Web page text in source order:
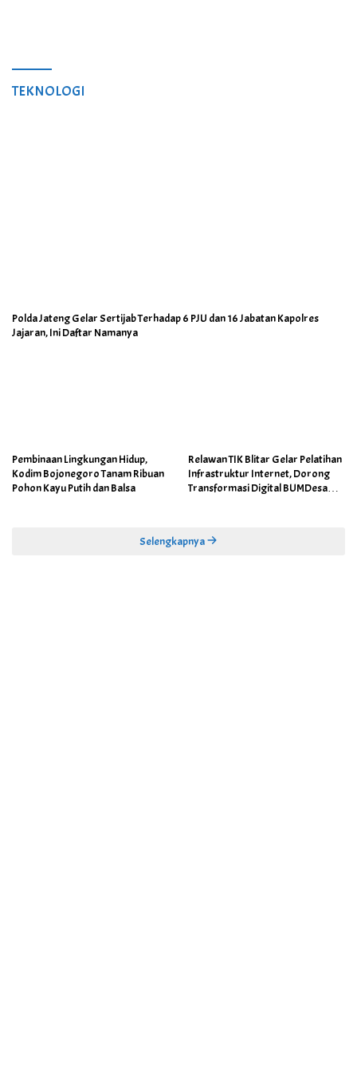
TEKNOLOGI
Polda Jateng Gelar Sertijab Terhadap 6 PJU dan 16 Jabatan Kapolres
Jajaran, Ini Daftar Namanya
Pembinaan Lingkungan Hidup,
Kodim Bojonegoro Tanam Ribuan
Pohon Kayu Putih dan Balsa
Relawan TIK Blitar Gelar Pelatihan
Infrastruktur Internet, Dorong
Transformasi Digital BUMDesa
Selengkapnya